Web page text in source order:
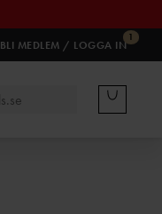
1
BLI MEDLEM / LOGGA IN